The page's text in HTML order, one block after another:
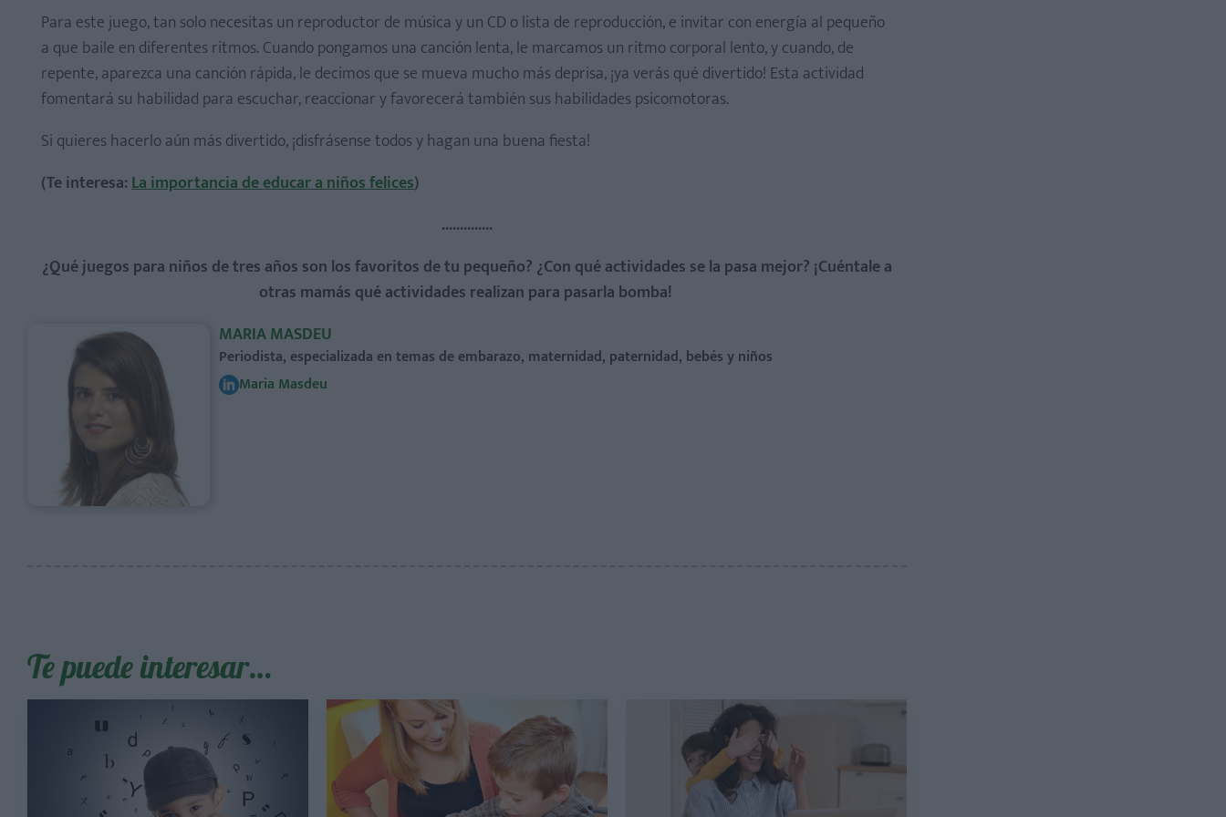
Para este juego, tan solo necesitas un reproductor de música y un CD o lista de reproducción, e invitar con energía al pequeño
a que baile en diferentes ritmos. Cuando pongamos una canción lenta, le marcamos un ritmo corporal lento, y cuando, de
repente, aparezca una canción rápida, le decimos que se mueva mucho más deprisa, ¡ya verás qué divertido! Esta actividad
fomentará su habilidad para escuchar, reaccionar y favorecerá también sus habilidades psicomotoras.
Si quieres hacerlo aún más divertido, ¡disfrásense todos y hagan una buena fiesta!
(Te interesa:La importancia de educar a niños felices)
..............
¿Qué juegos para niños de tres años son los favoritos de tu pequeño? ¿Con qué actividades se la pasa mejor? ¡Cuéntale a
otras mamás qué actividades realizan para pasarla bomba!
MARIA MASDEU
Periodista, especializada en temas de embarazo, maternidad, paternidad, bebés y niños
Maria Masdeu
Te puede interesar…